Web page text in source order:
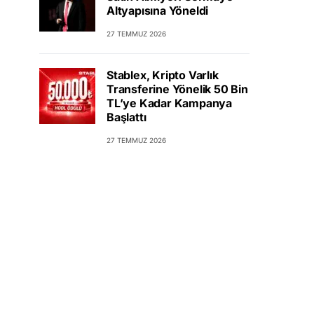
Altyapısına Yöneldi
27 TEMMUZ 2026
Stablex, Kripto Varlık
Transferine Yönelik 50 Bin
TL’ye Kadar Kampanya
Başlattı
27 TEMMUZ 2026